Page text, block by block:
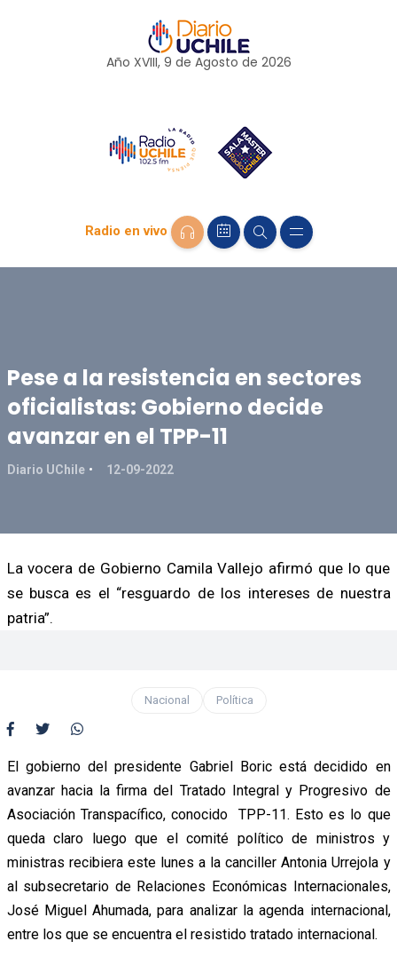
Año XVIII, 9 de Agosto de 2026
Radio en vivo
Pese a la resistencia en sectores
oficialistas: Gobierno decide
avanzar en el TPP-11
Diario UChile 12-09-2022
La vocera de Gobierno Camila Vallejo afirmó que lo que
se busca es el “resguardo de los intereses de nuestra
patria”.
Nacional Política
El gobierno del presidente Gabriel Boric está decidido en
avanzar hacia la firma del Tratado Integral y Progresivo de
Asociación Transpacífico, conocido TPP-11. Esto es lo que
queda claro luego que el comité político de ministros y
ministras recibiera este lunes a la canciller Antonia Urrejola y
al subsecretario de Relaciones Económicas Internacionales,
José Miguel Ahumada, para analizar la agenda internacional,
entre los que se encuentra el resistido tratado internacional.